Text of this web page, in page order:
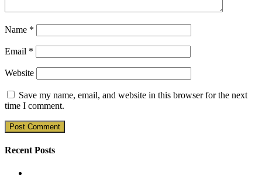
Name *
Email *
Website
Save my name, email, and website in this browser for the next
time I comment.
Recent Posts